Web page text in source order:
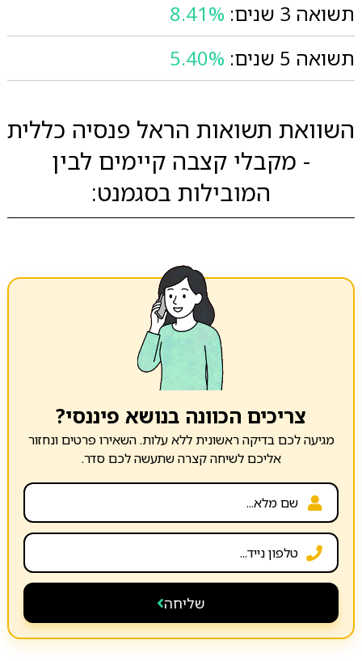
תשואה 3 שנים:
8.41%
תשואה 5 שנים:
5.40%
השוואת תשואות הראל פנסיה כללית
- מקבלי קצבה קיימים לבין
המובילות בסגמנט:
צריכים הכוונה בנושא פיננסי?
מגיעה לכם בדיקה ראשונית ללא עלות. השאירו פרטים ונחזור
אליכם לשיחה קצרה שתעשה לכם סדר.
שליחה